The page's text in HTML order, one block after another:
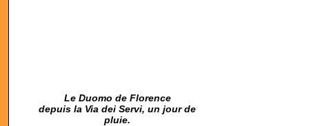
Le Duomo de Florence
depuis la Via dei Servi, un jour de
pluie.